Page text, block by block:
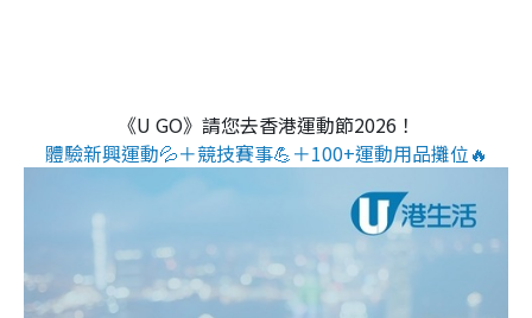
《U GO》請您去香港運動節2026！
體驗新興運動💦＋競技賽事💪＋100+運動用品攤位🔥